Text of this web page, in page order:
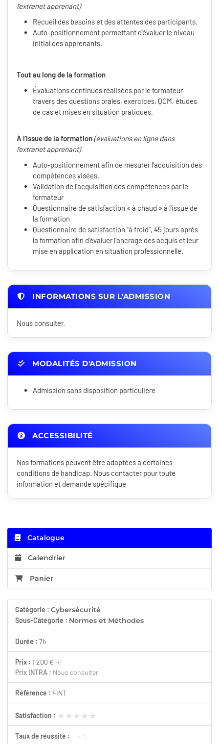
l'extranet apprenant)
Recueil des besoins et des attentes des participants.
Auto-positionnement permettant d'évaluer le niveau
initial des apprenants.
Tout au long de la formation
Évaluations continues réalisées par le formateur
travers des questions orales, exercices, QCM, études
de cas et mises en situation pratiques.
À l'issue de la formation(évaluations en ligne dans
l'extranet apprenant)
Auto-positionnement afin de mesurer l'acquisition des
compétences visées.
Validation de l'acquisition des compétences par le
formateur
Questionnaire de satisfaction « à chaud » à l'issue de
la formation
Questionnaire de satisfaction "à froid", 45 jours après
la formation afin d'évaluer l'ancrage des acquis et leur
mise en application en situation professionnelle.
INFORMATIONS SUR L'ADMISSION
Nous consulter.
MODALITÉS D'ADMISSION
Admission sans disposition particulière
ACCESSIBILITÉ
Nos formations peuvent être adaptées à certaines
conditions de handicap. Nous contacter pour toute
information et demande spécifique
Catalogue
Calendrier
Panier
Catégorie : Cybersécurité
Sous-Catégorie : Normes et Méthodes
Durée : 7h
Prix : 1 200 € HT
Prix INTRA : Nous consulter
Référence : 4INT
Satisfaction : ★★★★★
★★★★★
Taux de réussite : - %